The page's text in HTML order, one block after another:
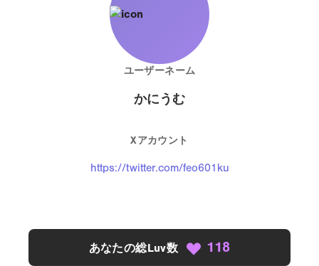
ユーザーネーム
かにうむ
Xアカウント
https://twitter.com/feo601ku
あなたの総Luv数 118